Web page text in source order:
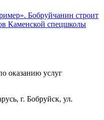
Бобруйчанин строит
Каменской спецшколы
оказанию услуг
г. Бобруйск, ул.